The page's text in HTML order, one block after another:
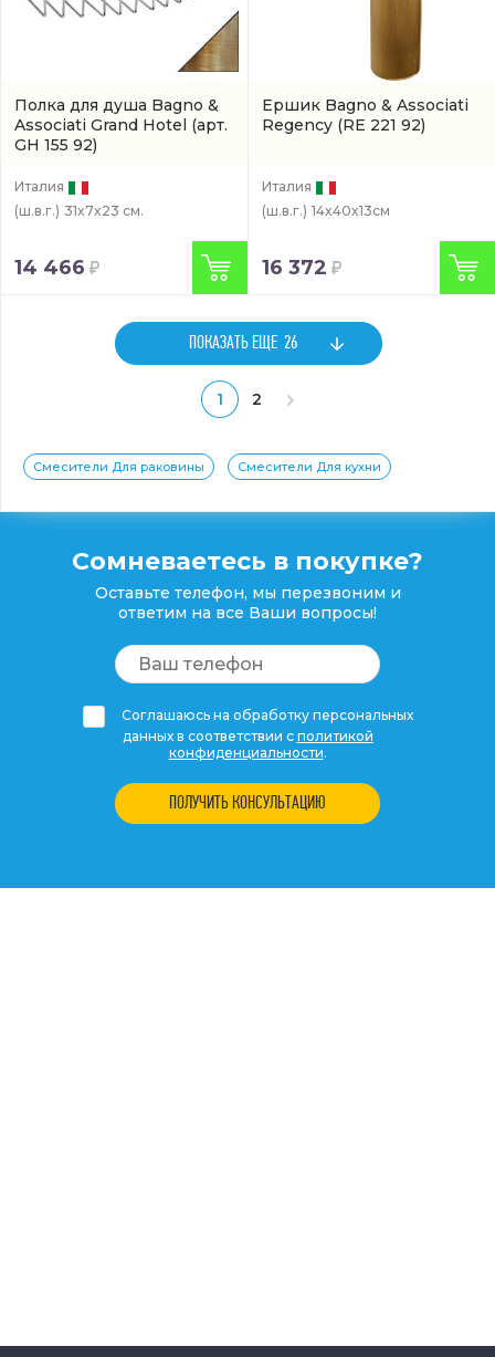
Полкa для душа Bagno &
Associati Grand Hotel (арт.
GH 155 92)
Италия
(ш.в.г.) 31x7x23 см.
14 466
Ершик Bagno & Associati
Regency (RE 221 92)
Италия
(ш.в.г.) 14x40x13см
16 372
ПОКАЗАТЬ ЕЩЕ 26
1 2
Смесители Для раковины Смесители Для кухни
Сомневаетесь в покупке?
Оставьте телефон, мы перезвоним и
ответим на все Ваши вопросы!
Соглашаюсь на обработку персональных
данных в соответствии с политикой
конфиденциальности.
ПОЛУЧИТЬ КОНСУЛЬТАЦИЮ